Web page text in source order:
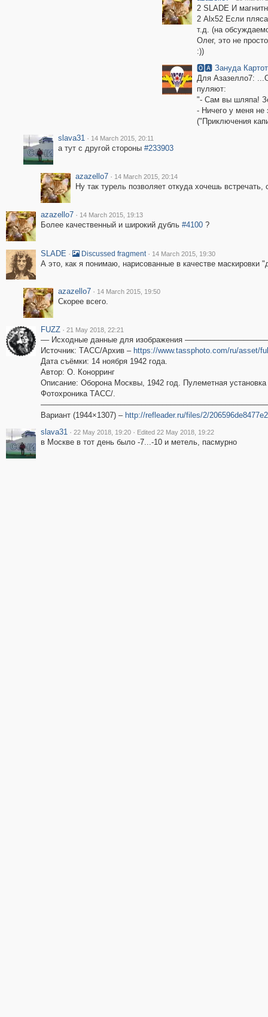
2 SLADE И
2 Alx52 Если
т.д. (на
Олег, это не
:))
🅾🅰 Зануда
Для Азазелло7:
пуляют:
"- Сам вы шляпа!
- Ничего у меня не
("Приключения
slava31 · 14 March 2015, 20:11
а тут с другой стороны #233903
azazello7 · 14 March 2015, 20:14
Ну так турель позволяет откуда хочешь встречать,
azazello7 · 14 March 2015, 19:13
Более качественный и широкий дубль #4100?
SLADE · Discussed fragment · 14 March 2015, 19:30
А это, как я понимаю, нарисованные в качестве маскировки
azazello7 · 14 March 2015, 19:50
Скорее всего.
FUZZ · 21 May 2018, 22:21
–– Исходные данные для изображения
Источник: ТАСС/Архив – https://www.tassphoto.com/ru/asset/
Дата съёмки: 14 ноября 1942 года.
Автор: О. Конорринг
Описание: Оборона Москвы, 1942 год. Пулеметная
Фотохроника ТАСС/.
Вариант (1944×1307) – http://refleader.ru/files/2/
slava31 · 22 May 2018, 19:20 · Edited 22 May 2018, 19:22
в Москве в тот день было -7...-10 и метель, пасмурно